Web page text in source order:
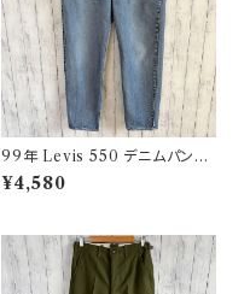
99年 Levis 550 デニムパンツ
ワイドデニム リーバイス ヴィン
テージ 21
¥4,580